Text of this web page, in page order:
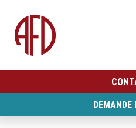
DEMANDE